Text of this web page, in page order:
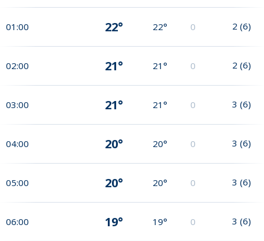
01:00 22° 22° 0 2 (6)
02:00 21° 21° 0 2 (6)
03:00 21° 21° 0 3 (6)
04:00 20° 20° 0 3 (6)
05:00 20° 20° 0 3 (6)
06:00 19° 19° 0 3 (6)